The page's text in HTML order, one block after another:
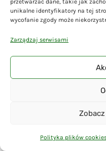
przetwarzać dane, takie jak
unikalne identyfikatory na tej
wycofanie zgody może
Zarządzaj serwisami
Polityka plików